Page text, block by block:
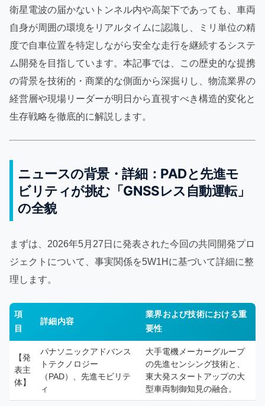
衛星電波の届かないトンネル内や高架下であっても、車両
自身が周囲の環境をリアルタイムに認識し、ミリ単位の精
度で自車位置を特定しながら安全な走行を継続するシステ
ム開発を目指しています。本記事では、この歴史的な提携
の背景を技術的・商業的な側面から深掘りし、物流業界の
経営層や現場リーダーが明日から直視すべき構造的変化と
生存戦略を徹底的に解説します。
ニュースの背景・詳細：PADと先進モ
ビリティが挑む「GNSSレス自動運転」
の全貌
まずは、2026年5月27日に発表された今回の共同開発プロ
ジェクトについて、事実関係を5W1Hに基づいて詳細に整
理します。
項
目
詳細内容
業界および技術における重
要性
【発
表主
体】
パナソニックアドバンス
トテクノロジー
（PAD）、先進モビリテ
ィ
大手電機メーカーグループ
の先進センシング技術と、
東大発スタートアップの大
型車両制御知見の融合。